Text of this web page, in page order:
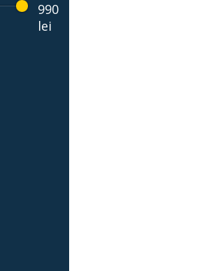
990
lei